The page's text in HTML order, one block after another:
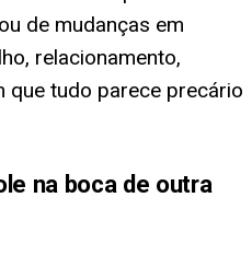
de mudanças em
relacionamento,
que tudo parece precário
na boca de outra